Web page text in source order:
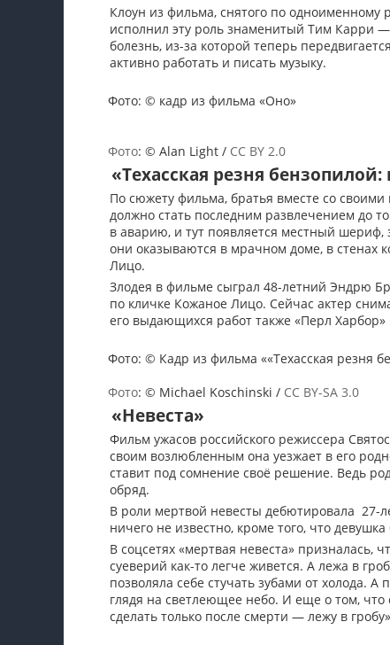
Клоун из фильма, снятого по одноименному
исполнил эту роль знаменитый Тим Карри
болезнь, из-за которой теперь
активно работать и писать музыку.
Фото: © кадр из фильма «Оно»
Фото: © Alan Light / CC BY 2.0
«Техасская резня бензопилой:
По сюжету фильма, братья вместе со
должно стать последним развлечением до
в аварию, и тут появляется местный
они оказываются в мрачном доме, в стенах
Лицо.
Злодея в фильме сыграл 48-летний Эндрю
по кличке Кожаное Лицо. Сейчас актер
его выдающихся работ также «Перл Харбор»
Фото: © Кадр из фильма ««Техасская резня
Фото: © Michael Koschinski / CC BY-SA 3.0
«Невеста»
Фильм ужасов российского режиссера
своим возлюбленным она уезжает в его
ставит под сомнение своё решение. Ведь
обряд.
В роли мертвой невесты дебютировала 27-
ничего не известно, кроме того, что
В соцсетях «мертвая невеста» призналась,
суеверий как-то легче живется. А лежа в
позволяла себе стучать зубами от холода.
глядя на светлеющее небо. И еще о том,
сделать только после смерти — лежу в